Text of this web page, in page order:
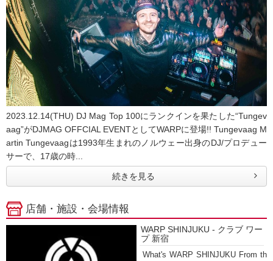
2023.12.14(THU) DJ Mag Top 100にランクインを果たした“Tungev
aag”がDJMAG OFFCIAL EVENTとしてWARPに登場!! Tungevaag M
artin Tungevaagは1993年生まれのノルウェー出身のDJ/プロデュー
サーで、17歳の時...
続きを見る
店舗・施設・会場情報
WARP SHINJUKU - クラブ ワー
プ 新宿
What's WARP SHINJUKU From th